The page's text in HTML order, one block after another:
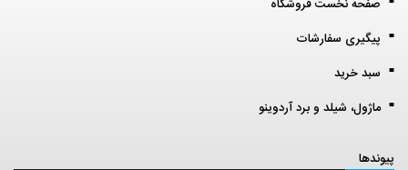
صفحه نخست فروشگاه
پیگیری سفارشات
سبد خرید
ماژول، شیلد و برد آردوینو
پیوندها